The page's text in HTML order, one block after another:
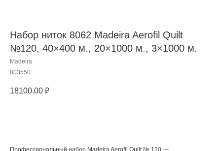
Набор ниток 8062 Madeira Aerofil Quilt
№120, 40×400 м., 20×1000 м., 3×1000 м.
Madeira
803550
18100.00 ₽
Профессиональный набор Madeira Aerofil Quilt № 120 —